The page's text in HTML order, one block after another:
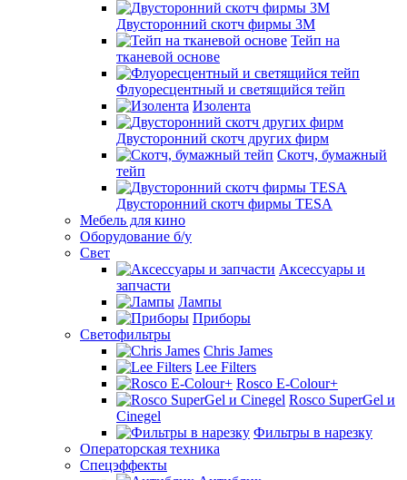
Двусторонний скотч фирмы 3M
Тейп на
тканевой основе
Флуоресцентный и светящийся тейп
Изолента
Двусторонний скотч других фирм
Скотч, бумажный
тейп
Двусторонний скотч фирмы TESA
Мебель для кино
Оборудование б/у
Свет
Аксессуары и
запчасти
Лампы
Приборы
Светофильтры
Chris James
Lee Filters
Rosco E-Colour+
Rosco SuperGel и
Cinegel
Фильтры в нарезку
Операторская техника
Спецэффекты